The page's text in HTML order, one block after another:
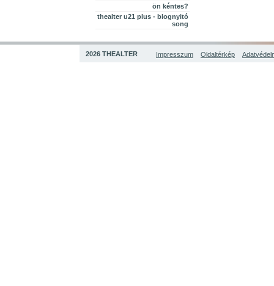
ön kéntes?
thealter u21 plus - blognyitó
song
2026 THEALTER Impresszum Oldaltérkép